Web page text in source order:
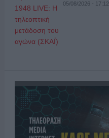
05/08/2026 - 17:12